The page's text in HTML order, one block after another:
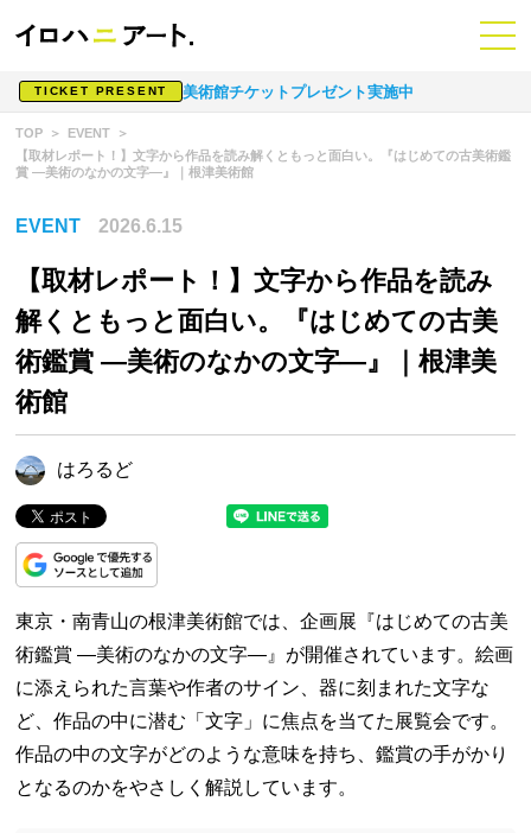
TICKET PRESENT 美術館チケットプレゼント実施中
TOP
EVENT
【取材レポート！】文字から作品を読み解くともっと面白い。『はじめての古美術鑑
賞 ―美術のなかの文字―』｜根津美術館
EVENT 2026.6.15
【取材レポート！】文字から作品を読み
解くともっと面白い。『はじめての古美
術鑑賞 ―美術のなかの文字―』｜根津美
術館
はろるど
東京・南青山の根津美術館では、企画展『はじめての古美
術鑑賞 ―美術のなかの文字―』が開催されています。絵画
に添えられた言葉や作者のサイン、器に刻まれた文字な
ど、作品の中に潜む「文字」に焦点を当てた展覧会です。
作品の中の文字がどのような意味を持ち、鑑賞の手がかり
となるのかをやさしく解説しています。